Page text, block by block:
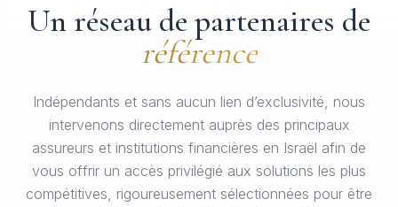
Un réseau de partenaires de
référence
Indépendants et sans aucun lien d’exclusivité, nous
intervenons directement auprès des principaux
assureurs et institutions financières en Israël afin de
vous offrir un accès privilégié aux solutions les plus
compétitives, rigoureusement sélectionnées pour être